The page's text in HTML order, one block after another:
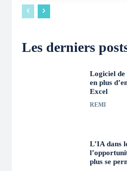
Les derniers
Logiciel
en plus
Excel
REMI
L’IA dans
plus se